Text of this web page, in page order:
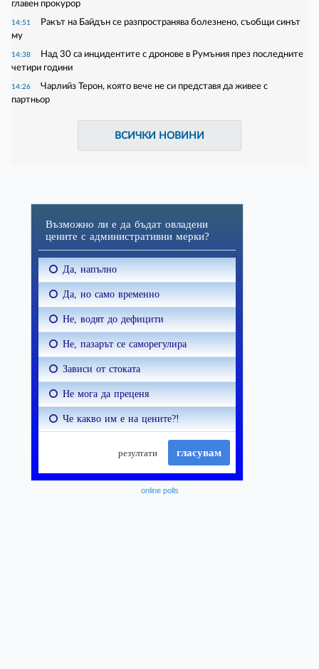
главен прокурор
14:51
Ракът на Байдън се разпространява болезнено, съобщи синът
му
14:38
Над 30 са инцидентите с дронове в Румъния през последните
четири години
14:26
Чарлийз Терон, която вече не си представя да живее с
партньор
ВСИЧКИ НОВИНИ
online polls